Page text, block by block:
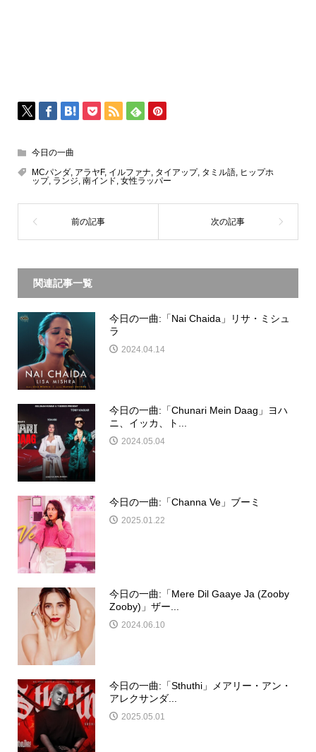
今日の一曲
MCパンダ, アラヤF, イルファナ, タイアップ, タミル語, ヒップホ
ップ, ランジ, 南インド, 女性ラッパー
関連記事一覧
今日の一曲:「Nai Chaida」リサ・ミシュ
ラ
2024.04.14
今日の一曲:「Chunari Mein Daag」ヨハ
ニ、イッカ、ト...
2024.05.04
今日の一曲:「Channa Ve」ブーミ
2025.01.22
今日の一曲:「Mere Dil Gaaye Ja (Zooby
Zooby)」ザー...
2024.06.10
今日の一曲:「Sthuthi」メアリー・アン・
アレクサンダ...
2025.05.01